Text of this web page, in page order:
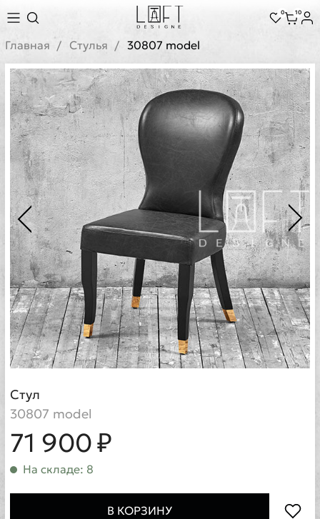
0 10
Главная Стулья 30807 model
Стул
30807 model
71 900 ₽
На складе: 8
В КОРЗИНУ